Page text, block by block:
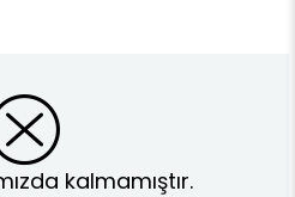
kalmamıştır.